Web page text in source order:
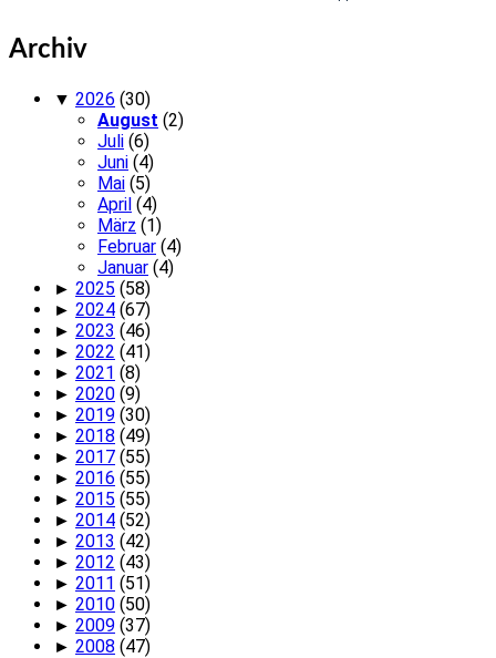
Archiv
▼ 2026 (30)
August (2)
Juli (6)
Juni (4)
Mai (5)
April (4)
März (1)
Februar (4)
Januar (4)
► 2025 (58)
► 2024 (67)
► 2023 (46)
► 2022 (41)
► 2021 (8)
► 2020 (9)
► 2019 (30)
► 2018 (49)
► 2017 (55)
► 2016 (55)
► 2015 (55)
► 2014 (52)
► 2013 (42)
► 2012 (43)
► 2011 (51)
► 2010 (50)
► 2009 (37)
► 2008 (47)